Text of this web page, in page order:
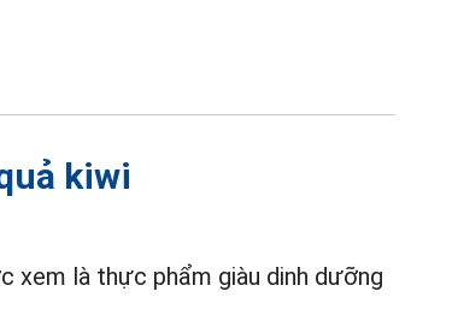
kiwi
xem là thực phẩm giàu dinh dưỡng